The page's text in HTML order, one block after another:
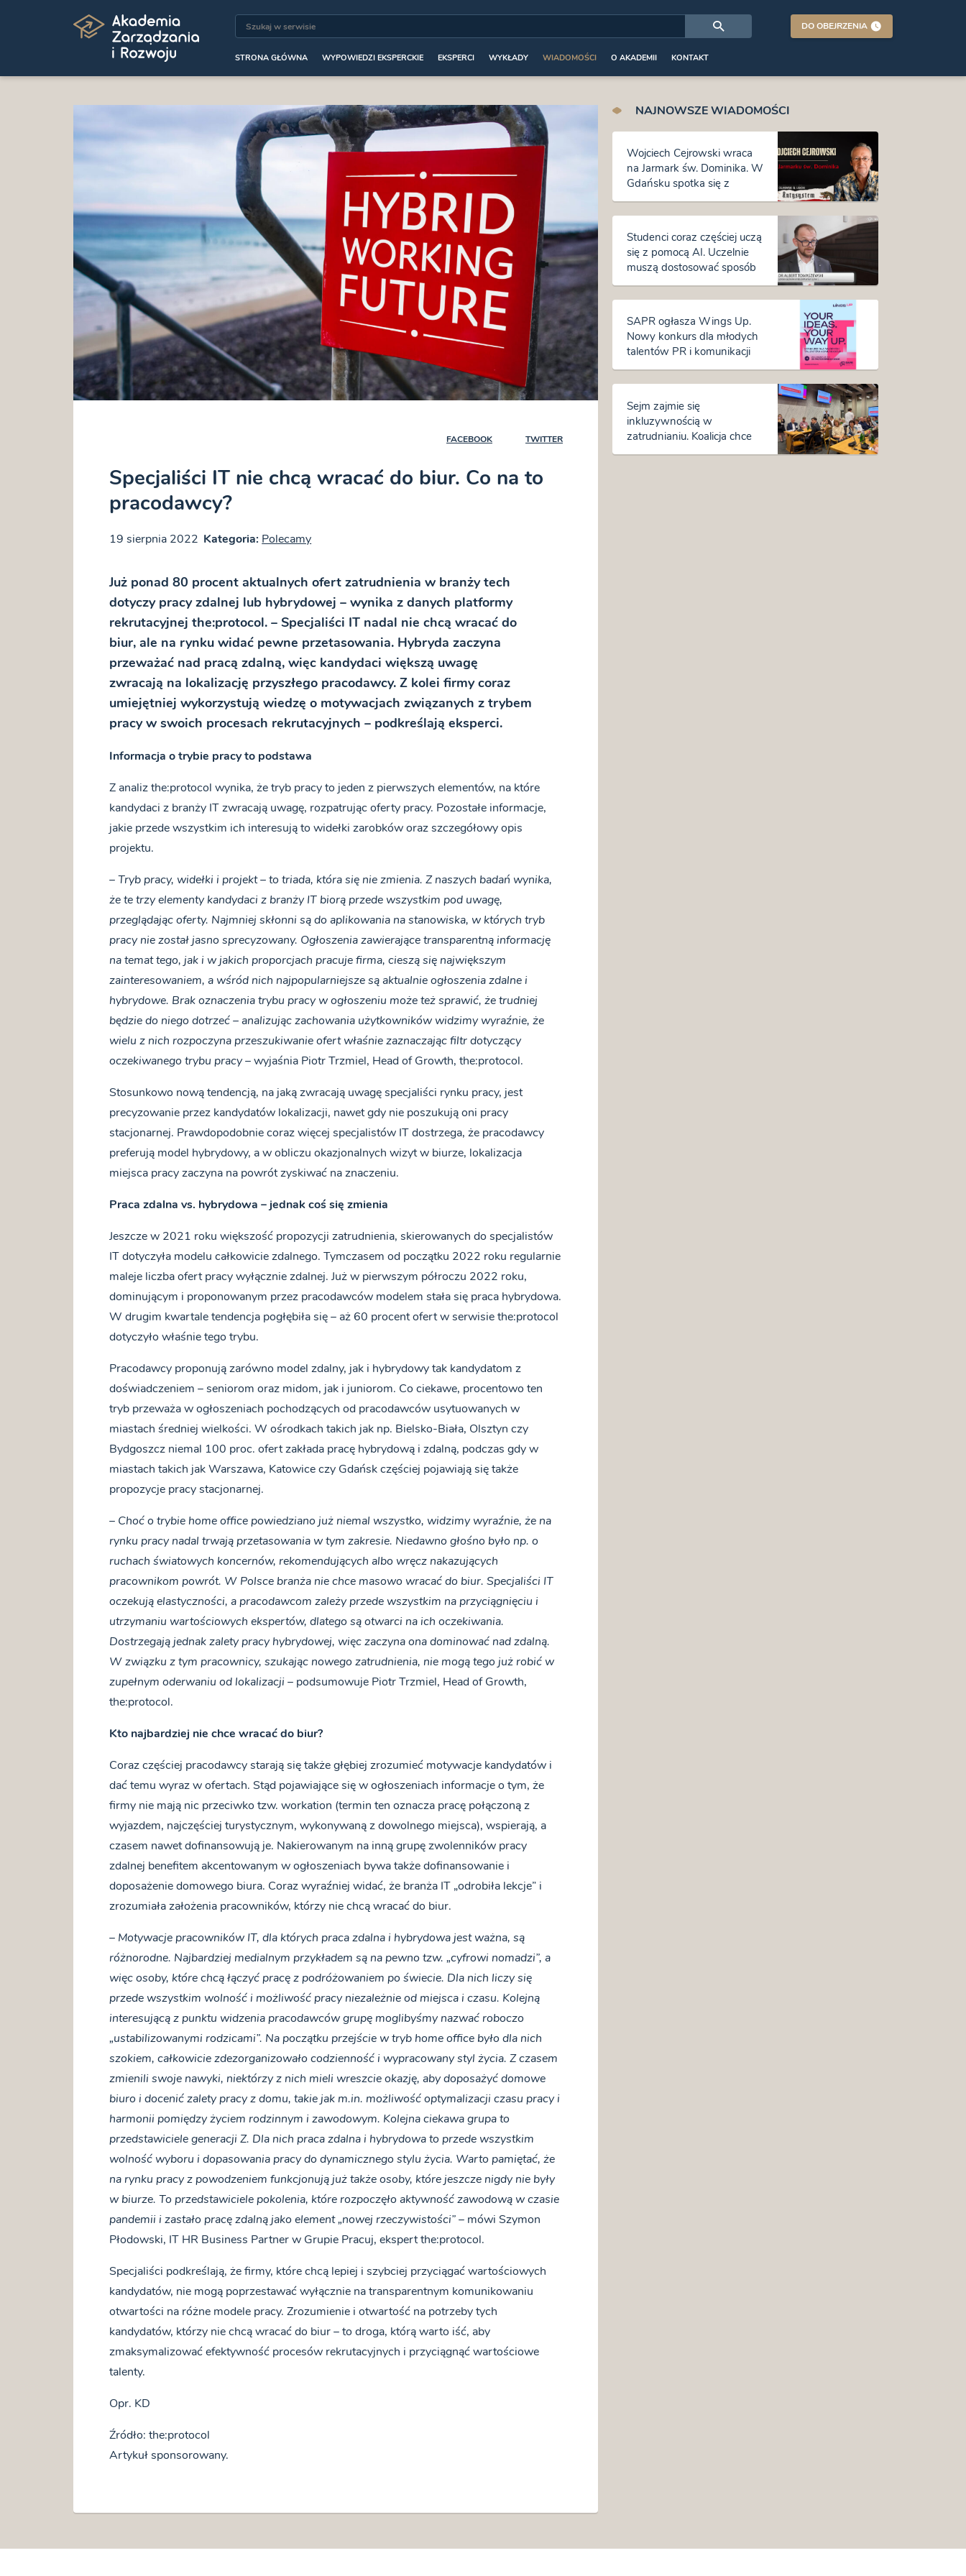
STRONA GŁÓWNA WYPOWIEDZI EKSPERCKIE EKSPERCI WYKŁADY WIADOMOŚCI O AKADEMII KONTAKT
DO OBEJRZENIA
FACEBOOK TWITTER
Specjaliści IT nie chcą wracać do biur. Co na to
pracodawcy?
19 sierpnia 2022 Kategoria:Polecamy
Już ponad 80 procent aktualnych ofert zatrudnienia w branży tech
dotyczy pracy zdalnej lub hybrydowej – wynika z danych platformy
rekrutacyjnej the:protocol. – Specjaliści IT nadal nie chcą wracać do
biur, ale na rynku widać pewne przetasowania. Hybryda zaczyna
przeważać nad pracą zdalną, więc kandydaci większą uwagę
zwracają na lokalizację przyszłego pracodawcy. Z kolei firmy coraz
umiejętniej wykorzystują wiedzę o motywacjach związanych z trybem
pracy w swoich procesach rekrutacyjnych – podkreślają eksperci.
Informacja o trybie pracy to podstawa
Z analiz the:protocol wynika, że tryb pracy to jeden z pierwszych elementów, na które
kandydaci z branży IT zwracają uwagę, rozpatrując oferty pracy. Pozostałe informacje,
jakie przede wszystkim ich interesują to widełki zarobków oraz szczegółowy opis
projektu.
–Tryb pracy, widełki i projekt – to triada, która się nie zmienia. Z naszych badań wynika,
że te trzy elementy kandydaci z branży IT biorą przede wszystkim pod uwagę,
przeglądając oferty. Najmniej skłonni są do aplikowania na stanowiska, w których tryb
pracy nie został jasno sprecyzowany. Ogłoszenia zawierające transparentną informację
na temat tego, jak i w jakich proporcjach pracuje firma, cieszą się największym
zainteresowaniem, a wśród nich najpopularniejsze są aktualnie ogłoszenia zdalne i
hybrydowe. Brak oznaczenia trybu pracy w ogłoszeniu może też sprawić, że trudniej
będzie do niego dotrzeć – analizując zachowania użytkowników widzimy wyraźnie, że
wielu z nich rozpoczyna przeszukiwanie ofert właśnie zaznaczając filtr dotyczący
oczekiwanego trybu pracy– wyjaśnia Piotr Trzmiel, Head of Growth, the:protocol.
Stosunkowo nową tendencją, na jaką zwracają uwagę specjaliści rynku pracy, jest
precyzowanie przez kandydatów lokalizacji, nawet gdy nie poszukują oni pracy
stacjonarnej. Prawdopodobnie coraz więcej specjalistów IT dostrzega, że pracodawcy
preferują model hybrydowy, a w obliczu okazjonalnych wizyt w biurze, lokalizacja
miejsca pracy zaczyna na powrót zyskiwać na znaczeniu.
Praca zdalna vs. hybrydowa – jednak coś się zmienia
Jeszcze w 2021 roku większość propozycji zatrudnienia, skierowanych do specjalistów
IT dotyczyła modelu całkowicie zdalnego. Tymczasem od początku 2022 roku regularnie
maleje liczba ofert pracy wyłącznie zdalnej. Już w pierwszym półroczu 2022 roku,
dominującym i proponowanym przez pracodawców modelem stała się praca hybrydowa.
W drugim kwartale tendencja pogłębiła się – aż 60 procent ofert w serwisie the:protocol
dotyczyło właśnie tego trybu.
Pracodawcy proponują zarówno model zdalny, jak i hybrydowy tak kandydatom z
doświadczeniem – seniorom oraz midom, jak i juniorom. Co ciekawe, procentowo ten
tryb przeważa w ogłoszeniach pochodzących od pracodawców usytuowanych w
miastach średniej wielkości. W ośrodkach takich jak np. Bielsko-Biała, Olsztyn czy
Bydgoszcz niemal 100 proc. ofert zakłada pracę hybrydową i zdalną, podczas gdy w
miastach takich jak Warszawa, Katowice czy Gdańsk częściej pojawiają się także
propozycje pracy stacjonarnej.
– Choć o trybie home office powiedziano już niemal wszystko, widzimy wyraźnie, że na
rynku pracy nadal trwają przetasowania w tym zakresie. Niedawno głośno było np. o
ruchach światowych koncernów, rekomendujących albo wręcz nakazujących
pracownikom powrót. W Polsce branża nie chce masowo wracać do biur. Specjaliści IT
oczekują elastyczności, a pracodawcom zależy przede wszystkim na przyciągnięciu i
utrzymaniu wartościowych ekspertów, dlatego są otwarci na ich oczekiwania.
Dostrzegają jednak zalety pracy hybrydowej, więc zaczyna ona dominować nad zdalną.
W związku z tym pracownicy, szukając nowego zatrudnienia, nie mogą tego już robić w
zupełnym oderwaniu od lokalizacji – podsumowuje Piotr Trzmiel, Head of Growth,
the:protocol.
Kto najbardziej nie chce wracać do biur?
Coraz częściej pracodawcy starają się także głębiej zrozumieć motywacje kandydatów i
dać temu wyraz w ofertach. Stąd pojawiające się w ogłoszeniach informacje o tym, że
firmy nie mają nic przeciwko tzw. workation (termin ten oznacza pracę połączoną z
wyjazdem, najczęściej turystycznym, wykonywaną z dowolnego miejsca), wspierają, a
czasem nawet dofinansowują je. Nakierowanym na inną grupę zwolenników pracy
zdalnej benefitem akcentowanym w ogłoszeniach bywa także dofinansowanie i
doposażenie domowego biura. Coraz wyraźniej widać, że branża IT „odrobiła lekcje” i
zrozumiała założenia pracowników, którzy nie chcą wracać do biur.
– Motywacje pracowników IT, dla których praca zdalna i hybrydowa jest ważna, są
różnorodne. Najbardziej medialnym przykładem są na pewno tzw. „cyfrowi nomadzi”, a
więc osoby, które chcą łączyć pracę z podróżowaniem po świecie. Dla nich liczy się
przede wszystkim wolność i możliwość pracy niezależnie od miejsca i czasu. Kolejną
interesującą z punktu widzenia pracodawców grupę moglibyśmy nazwać roboczo
„ustabilizowanymi rodzicami”. Na początku przejście w tryb home office było dla nich
szokiem, całkowicie zdezorganizowało codzienność i wypracowany styl życia. Z czasem
zmienili swoje nawyki, niektórzy z nich mieli wreszcie okazję, aby doposażyć domowe
biuro i docenić zalety pracy z domu, takie jak m.in. możliwość optymalizacji czasu pracy i
harmonii pomiędzy życiem rodzinnym i zawodowym. Kolejna ciekawa grupa to
przedstawiciele generacji Z. Dla nich praca zdalna i hybrydowa to przede wszystkim
wolność wyboru i dopasowania pracy do dynamicznego stylu życia. Warto pamiętać, że
na rynku pracy z powodzeniem funkcjonują już także osoby, które jeszcze nigdy nie były
w biurze. To przedstawiciele pokolenia, które rozpoczęło aktywność zawodową w czasie
pandemii i zastało pracę zdalną jako element „nowej rzeczywistości”– mówi Szymon
Płodowski, IT HR Business Partner w Grupie Pracuj, ekspert the:protocol.
Specjaliści podkreślają, że firmy, które chcą lepiej i szybciej przyciągać wartościowych
kandydatów, nie mogą poprzestawać wyłącznie na transparentnym komunikowaniu
otwartości na różne modele pracy. Zrozumienie i otwartość na potrzeby tych
kandydatów, którzy nie chcą wracać do biur – to droga, którą warto iść, aby
zmaksymalizować efektywność procesów rekrutacyjnych i przyciągnąć wartościowe
talenty.
Opr. KD
Źródło: the:protocol
Artykuł sponsorowany.
NAJNOWSZE WIADOMOŚCI
Wojciech Cejrowski wraca
na Jarmark św. Dominika. W
Gdańsku spotka się z
czytelnikami w tygodniu
premiery „Antysystemu”
Studenci coraz częściej uczą
się z pomocą AI. Uczelnie
muszą dostosować sposób
kształcenia i oceniania
SAPR ogłasza Wings Up.
Nowy konkurs dla młodych
talentów PR i komunikacji
Sejm zajmie się
inkluzywnością w
zatrudnianiu. Koalicja chce
zmian na rynku pracy